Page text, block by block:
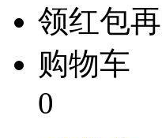
汉印
领红包
购物车
0